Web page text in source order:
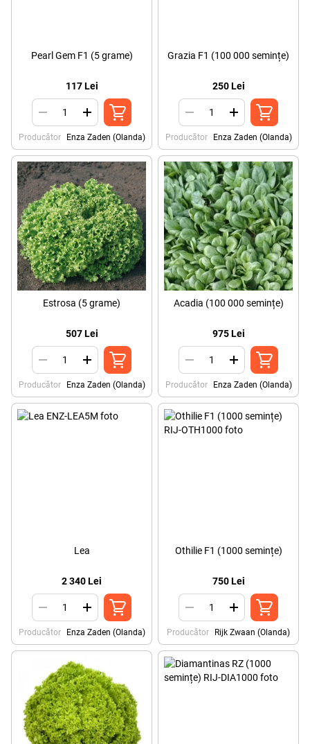
Pearl Gem F1 (5 grame)
117 Lei
Producător Enza Zaden (Olanda)
Grazia F1 (100 000 semințe)
250 Lei
Producător Enza Zaden (Olanda)
Estrosa (5 grame)
507 Lei
Producător Enza Zaden (Olanda)
Acadia (100 000 semințe)
975 Lei
Producător Enza Zaden (Olanda)
Lea
2 340 Lei
Producător Enza Zaden (Olanda)
Othilie F1 (1000 semințe)
750 Lei
Producător Rijk Zwaan (Olanda)